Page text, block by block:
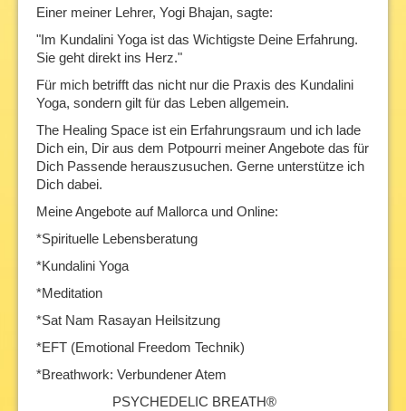
Einer meiner Lehrer, Yogi Bhajan, sagte:
"Im Kundalini Yoga ist das Wichtigste Deine Erfahrung.
Sie geht direkt ins Herz."
Für mich betrifft das nicht nur die Praxis des Kundalini
Yoga, sondern gilt für das Leben allgemein.
The Healing Space ist ein Erfahrungsraum und ich lade
Dich ein, Dir aus dem Potpourri meiner Angebote das für
Dich Passende herauszusuchen. Gerne unterstütze ich
Dich dabei.
Meine Angebote auf Mallorca und Online:
*Spirituelle Lebensberatung
*Kundalini Yoga
*Meditation
*Sat Nam Rasayan Heilsitzung
*EFT (Emotional Freedom Technik)
*Breathwork: Verbundener Atem
PSYCHEDELIC BREATH®